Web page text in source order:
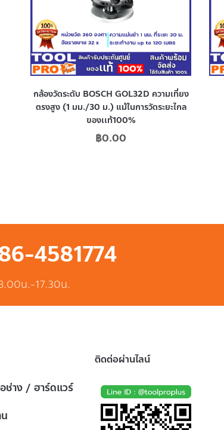
กล้องวัดระดับ BOSCH GOL32D ความเที่ยง
ตรงสูง (1 มม./30 ม.) แม้ในการวัดระยะไกล
ของเเท้100%
฿0.00
4581774
8.00น.-17.30น.
ช่าง / ฮาร์ดแวร์
ติดต่อผ่านไลน์